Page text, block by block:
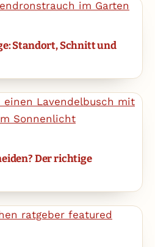
Standort, Schnitt und
Der richtige